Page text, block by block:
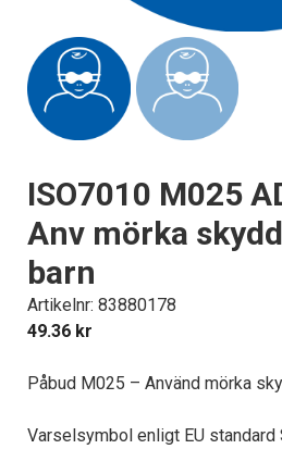
ISO7010 M025
Anv mörka
barn
Artikelnr: 83880178
49.36 kr
Påbud M025 – Använd mörka
Varselsymbol enligt EU standard